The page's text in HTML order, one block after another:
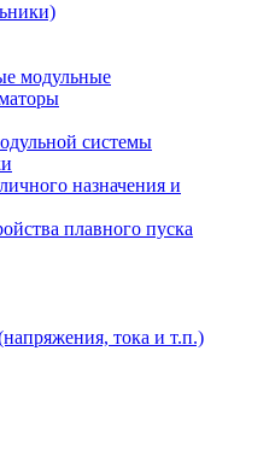
модульные
системы
назначения и
плавного пуска
тока и т.п.)